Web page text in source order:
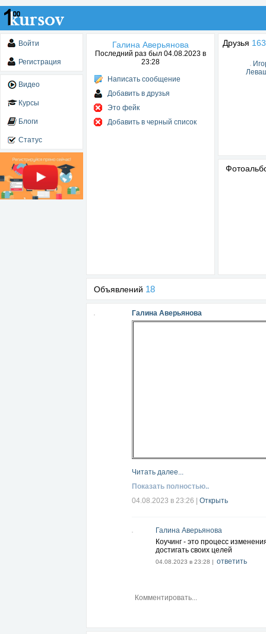
Войти
Регистрация
Видео
Курсы
Блоги
Статус
Галина Аверьянова
Последний раз был 04.08.2023 в
23:28
Написать сообщение
Добавить в друзья
Это фейк
Добавить в черный список
Друзья 163
Объявлений 18
Галина Аверьянова
Читать далее...
Показать полностью..
04.08.2023 в 23:26
Открыть
Галина Аверьянова
Коучинг - это процесс
достигать своих целей
04.08.2023 в 23:28 | ответить